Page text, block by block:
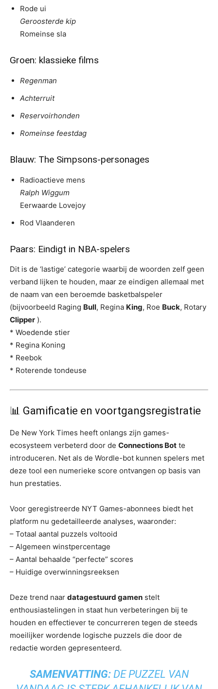
Rode ui
Geroosterde kip
Romeinse sla
Groen: klassieke films
Regenman
Achterruit
Reservoirhonden
Romeinse feestdag
Blauw: The Simpsons-personages
Radioactieve mens
Ralph Wiggum
Eerwaarde Lovejoy
Rod Vlaanderen
Paars: Eindigt in NBA-spelers
Dit is de ‘lastige’ categorie waarbij de woorden zelf geen
verband lijken te houden, maar ze eindigen allemaal met
de naam van een beroemde basketbalspeler
(bijvoorbeeld Raging Bull, Regina King, Roe Buck, Rotary
Clipper ).
* Woedende stier
* Regina Koning
* Reebok
* Roterende tondeuse
📊 Gamificatie en voortgangsregistratie
De New York Times heeft onlangs zijn games-
ecosysteem verbeterd door de Connections Bot te
introduceren. Net als de Wordle-bot kunnen spelers met
deze tool een numerieke score ontvangen op basis van
hun prestaties.
Voor geregistreerde NYT Games-abonnees biedt het
platform nu gedetailleerde analyses, waaronder:
– Totaal aantal puzzels voltooid
– Algemeen winstpercentage
– Aantal behaalde “perfecte” scores
– Huidige overwinningsreeksen
Deze trend naar datagestuurd gamen stelt
enthousiastelingen in staat hun verbeteringen bij te
houden en effectiever te concurreren tegen de steeds
moeilijker wordende logische puzzels die door de
redactie worden gepresenteerd.
SAMENVATTING:DE PUZZEL VAN